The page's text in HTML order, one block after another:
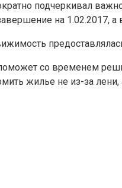
подчеркивал
на 1.02.2017,
со временем
жилье не из-за